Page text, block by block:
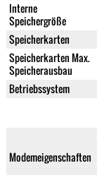
Interne
Speichergröße
Speicherkarten
Speicherkarten Max.
Speicherausbau
Betriebssystem
Modemeigenschaften